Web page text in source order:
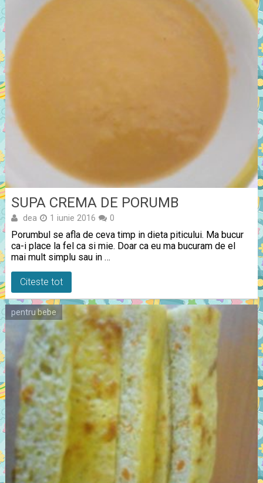
SUPA CREMA DE PORUMB
dea 1 iunie 2016 0
Porumbul se afla de ceva timp in dieta piticului. Ma bucur
ca-i place la fel ca si mie. Doar ca eu ma bucuram de el
mai mult simplu sau in …
Citeste tot
pentru bebe